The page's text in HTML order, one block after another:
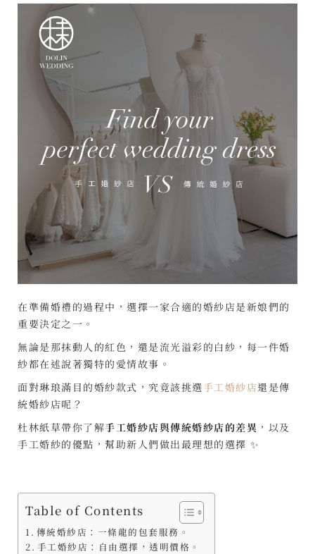
在準備婚禮的過程中，選擇一家合適的婚紗店是新娘們的
重要決定之一。
無論是那抹動人的紅色，還是流光溢彩的白紗，每一件婚
紗都在述說著獨特的愛情故事。
面對琳琅滿目的婚紗款式，究竟該挑選 手工婚紗店還是傳
統婚紗店呢？
杜林紙草帶你了解手工婚紗店與傳統婚紗店的差異 ，以及
手工婚紗的優點，幫助新人們做出最理想的選擇 ✨
Table of Contents
傳統婚紗店：一條龍的包套服務。
手工婚紗店：自由選擇，透明價格。